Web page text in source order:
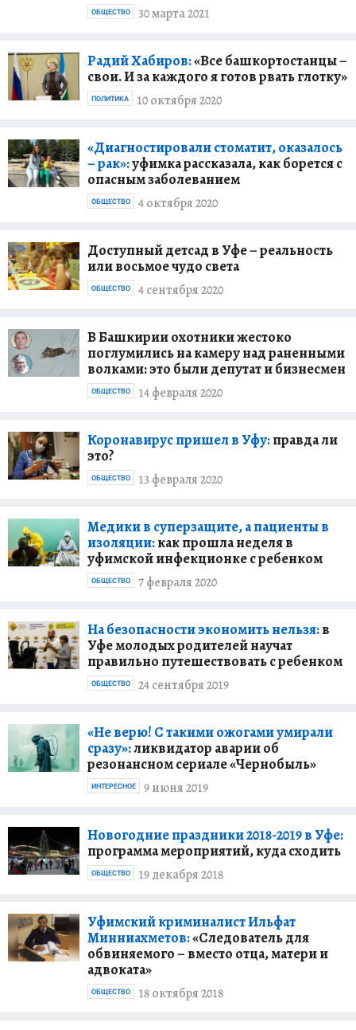
30 марта 2021
ОБЩЕСТВО
Радий Хабиров:«Все башкортостанцы –
свои. И за каждого я готов рвать глотку»
10 октября 2020
ПОЛИТИКА
«Диагностировали стоматит, оказалось
– рак»:уфимка рассказала, как борется с
опасным заболеванием
4 октября 2020
ОБЩЕСТВО
Доступный детсад в Уфе – реальность
или восьмое чудо света
4 сентября 2020
ОБЩЕСТВО
В Башкирии охотники жестоко
поглумились на камеру над раненными
волками: это были депутат и бизнесмен
14 февраля 2020
ОБЩЕСТВО
Коронавирус пришел в Уфу:правда ли
это?
13 февраля 2020
ОБЩЕСТВО
Медики в суперзащите, а пациенты в
изоляции:как прошла неделя в
уфимской инфекционке с ребенком
7 февраля 2020
ОБЩЕСТВО
На безопасности экономить нельзя:в
Уфе молодых родителей научат
правильно путешествовать с ребенком
24 сентября 2019
ОБЩЕСТВО
«Не верю! C такими ожогами умирали
сразу»:ликвидатор аварии об
резонансном сериале «Чернобыль»
9 июня 2019
ИНТЕРЕСНОЕ
Новогодние праздники 2018-2019 в Уфе:
программа мероприятий, куда сходить
19 декабря 2018
ОБЩЕСТВО
Уфимский криминалист Ильфат
Минниахметов:«Следователь для
обвиняемого – вместо отца, матери и
адвоката»
18 октября 2018
ОБЩЕСТВО